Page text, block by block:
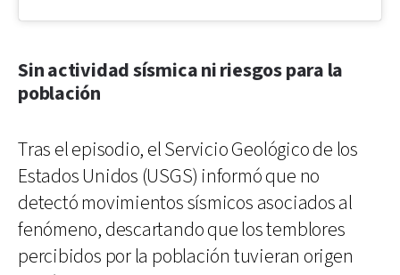
Sin actividad sísmica ni riesgos para la
población
Tras el episodio, el Servicio Geológico de los
Estados Unidos (USGS) informó que no
detectó movimientos sísmicos asociados al
fenómeno, descartando que los temblores
percibidos por la población tuvieran origen